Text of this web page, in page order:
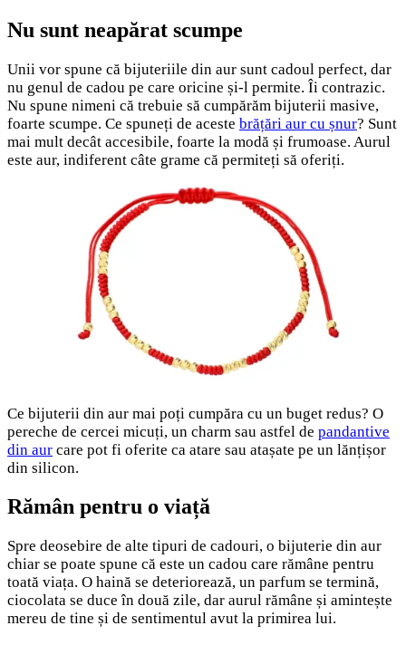
Nu sunt neapărat scumpe
Unii vor spune că bijuteriile din aur sunt cadoul perfect, dar
nu genul de cadou pe care oricine și-l permite. Îi contrazic.
Nu spune nimeni că trebuie să cumpărăm bijuterii masive,
foarte scumpe. Ce spuneți de aceste brățări aur cu șnur? Sunt
mai mult decât accesibile, foarte la modă și frumoase. Aurul
este aur, indiferent câte grame că permiteți să oferiți.
Ce bijuterii din aur mai poți cumpăra cu un buget redus? O
pereche de cercei micuți, un charm sau astfel de pandantive
din aur care pot fi oferite ca atare sau atașate pe un lănțișor
din silicon.
Rămân pentru o viață
Spre deosebire de alte tipuri de cadouri, o bijuterie din aur
chiar se poate spune că este un cadou care rămâne pentru
toată viața. O haină se deteriorează, un parfum se termină,
ciocolata se duce în două zile, dar aurul rămâne și amintește
mereu de tine și de sentimentul avut la primirea lui.